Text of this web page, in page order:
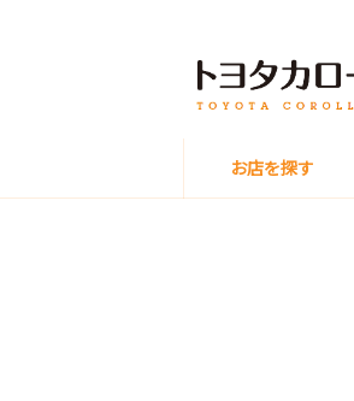
お店を探す